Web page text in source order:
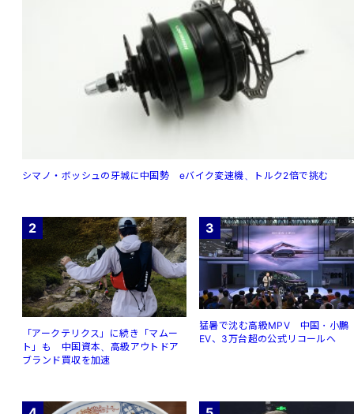
シマノ・ボッシュの牙城に中国勢 eバイク変速機、トルク2倍で挑む
2
「アークテリクス」に続き「マムー
ト」も 中国資本、高級アウトドア
ブランド買収を加速
3
猛暑で沈む高級MPV 中国・小鵬
EV、3万台超の公式リコールへ